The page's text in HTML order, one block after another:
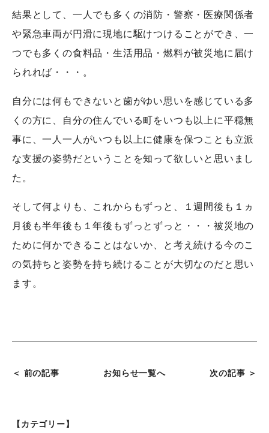
結果として、一人でも多くの消防・警察・医療関係者
や緊急車両が円滑に現地に駆けつけることができ、一
つでも多くの食料品・生活用品・燃料が被災地に届け
られれば・・・。
自分には何もできないと歯がゆい思いを感じている多
くの方に、自分の住んでいる町をいつも以上に平穏無
事に、一人一人がいつも以上に健康を保つことも立派
な支援の姿勢だということを知って欲しいと思いまし
た。
そして何よりも、これからもずっと、１週間後も１ヵ
月後も半年後も１年後もずっとずっと・・・被災地の
ために何かできることはないか、と考え続ける今のこ
の気持ちと姿勢を持ち続けることが大切なのだと思い
ます。
＜ 前の記事 お知らせ一覧へ 次の記事 ＞
【カテゴリー】